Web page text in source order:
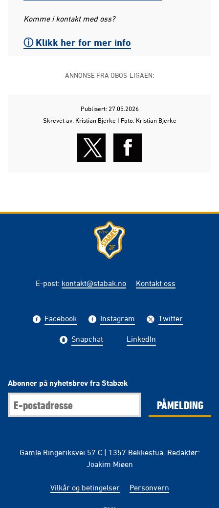
Komme i kontakt med oss?
ⓘ Klikk her for mer info
ANNONSE FRA OBOS-LIGAEN:
Publisert: 27.05.2026
Skrevet av: Kristian Bjerke | Foto: Kristian Bjerke
E-post: kontakt@stabak.no Kontakt oss
Facebook Instagram Twitter
Snapchat LinkedIn
Abonner på nyhetsbrev fra Stabæk
PÅMELDING
Gamle Ringeriksvei 57 C | 1357 Bekkestua. Redaktør:
Joakim Miøen
Vilkår og betingelser Personvern